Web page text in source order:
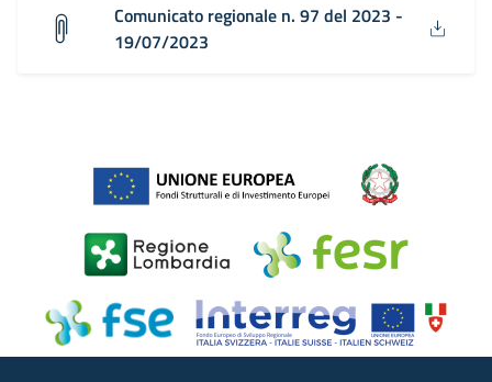
Comunicato regionale n. 97 del 2023 -
19/07/2023